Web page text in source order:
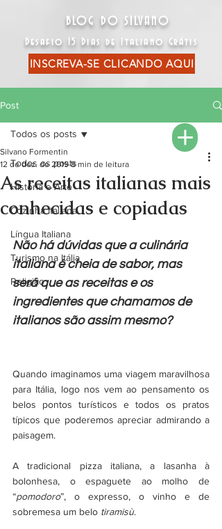
BLOG DO SILVANO
Desafio 15 Dias de Italiano Grátis
INSCREVA-SE CLICANDO AQUI
Post
Todos os posts
História e Arte
Cozinha Italiana
Língua Italiana
Turismo na Itália
Religião
Todos os posts
As receitas italianas mais
conhecidas e copiadas
Silvano Formentin
12 de dez. de 2019 8 min de leitura
Não há dúvidas que a culinária
italiana é cheia de sabor, mas
será que as receitas e os
ingredientes que chamamos de
italianos são assim mesmo?
Quando imaginamos uma viagem maravilhosa
para Itália, logo nos vem ao pensamento os
belos pontos turísticos e todos os pratos
típicos que poderemos apreciar admirando a
paisagem.
A tradicional pizza italiana, a lasanha à
bolonhesa, o espaguete ao molho de
“pomodoro”, o expresso, o vinho e de
sobremesa um belo tiramisù.